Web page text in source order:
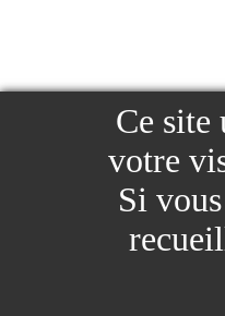
Ce site
votre
Si